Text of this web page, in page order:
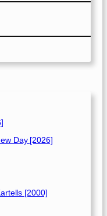
Day [2026]
[2000]